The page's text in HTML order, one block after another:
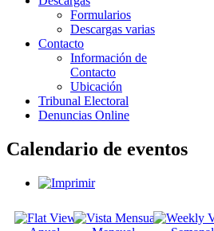
Formularios
Descargas varias
Contacto
Información de
Contacto
Ubicación
Tribunal Electoral
Denuncias Online
Calendario de eventos